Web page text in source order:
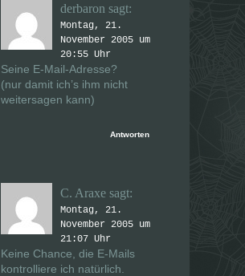
derbaron sagt:
Montag, 21.
November 2005 um
20:55 Uhr
Seine E-Mail-Adresse?
(nur damit ich’s ihm nicht
weitersagen kann)
Antworten
C. Araxe sagt:
Montag, 21.
November 2005 um
21:07 Uhr
Keine Chance, die E-Mails
kontrolliere ich natürlich.